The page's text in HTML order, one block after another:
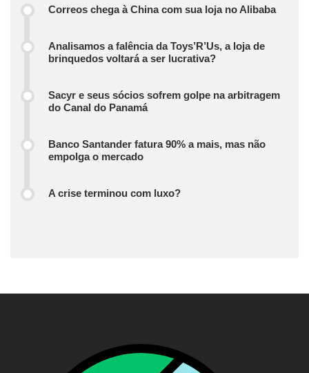
Correos chega à China com sua loja no Alibaba
Analisamos a falência da Toys’R’Us, a loja de
brinquedos voltará a ser lucrativa?
Sacyr e seus sócios sofrem golpe na arbitragem
do Canal do Panamá
Banco Santander fatura 90% a mais, mas não
empolga o mercado
A crise terminou com luxo?